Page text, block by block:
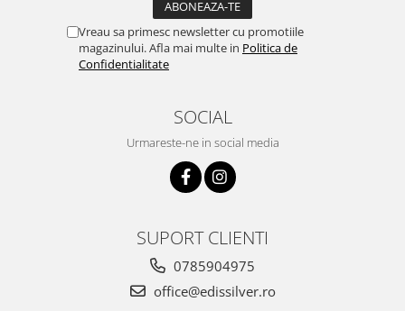
Vreau sa primesc newsletter cu promotiile
magazinului. Afla mai multe in Politica de
Confidentialitate
SOCIAL
Urmareste-ne in social media
SUPORT CLIENTI
0785904975
office@edissilver.ro